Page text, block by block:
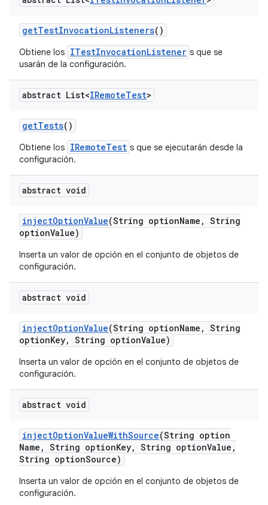
getTestInvocationListeners()
Obtiene los ITestInvocationListener s que se
usarán de la configuración.
abstract List<IRemoteTest>
getTests()
Obtiene los IRemoteTest s que se ejecutarán desde la
configuración.
abstract void
injectOptionValue(String optionName , String
optionValue)
Inserta un valor de opción en el conjunto de objetos de
configuración.
abstract void
injectOptionValue(String optionName , String
optionKey, String optionValue)
Inserta un valor de opción en el conjunto de objetos de
configuración.
abstract void
injectOptionValueWithSource(String option
Name , String optionKey, String optionValue ,
String optionSource)
Inserta un valor de opción en el conjunto de objetos de
configuración.